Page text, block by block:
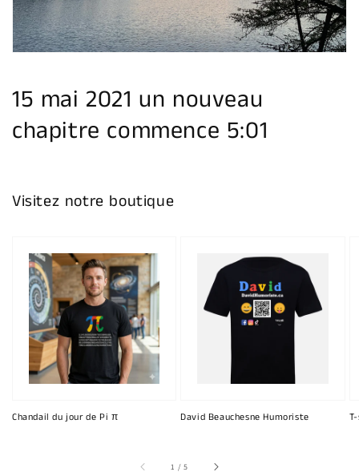
vue
de
la
galerie
15 mai 2021 un nouveau
chapitre commence 5:01
Visitez notre boutique
Chandail du jour de Pi π David Beauchesne Humoriste
1 /sur
5